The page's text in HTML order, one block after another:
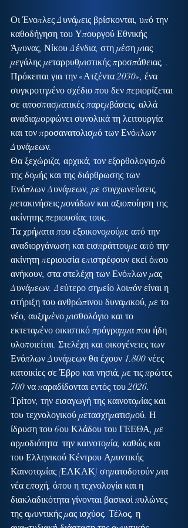
Οι Ένοπλες Δυνάμεις βρίσκονται, υπό την
καθοδήγηση του Υπουργού Εθνικής
Άμυνας, Νίκου Δένδια, στη μέση μιας
μεγάλης μεταρρυθμιστικής προσπάθειας, .
Πρόκειται για την «Ατζέντα 2030», ένα
συγκροτημένο σχέδιο που δεν περιορίζεται
σε αποσπασματικές παρεμβάσεις, αλλά
αναδιαμορφώνει συνολικά τη λειτουργία
και τον προσανατολισμό των Ενόπλων
Δυνάμεων.
Θα ξεχώριζα, αρχικά, τον εξορθολογισμό
της δομής και της διάρθρωσης των
Ενόπλων Δυνάμεων, με συγχωνεύσεις,
μετακινήσεις μονάδων και αξιοποίηση της
ακίνητης περιουσίας τους..
Τα χρήματα που εξοικονομούμε από την
αναδιοργάνωση και εισπράττουμε από την
ακίνητη περιουσία επιστρέφουν εκεί όπου
ανήκουν, στα στελέχη των Ενόπλων μας
Δυνάμεων. Δεύτερο σημείο λοιπόν είναι η
στήριξη του ανθρώπινου δυναμικού, με το
νέο, αυξημένο μισθολόγιο και το
εκτεταμένο οικιστικό πρόγραμμα που ήδη
υλοποιείται. Στελέχη και οικογένειες των
Ενόπλων Δυνάμεων θα έχουν 1.800 νέες
κατοικίες σε Έβρο και νησιά, με τις πρώτες
700 να παραδίδονται εντός του 2026.
Τρίτον, την εισαγωγή της καινοτομίας και
του τεχνολογικού μετασχηματισμού. Η
ίδρυση του 6ου Κλάδου του ΓΕΕΘΑ, με
αρμοδιότητα  την καινοτομία, καθώς και
του Ελληνικού Κέντρου Αμυντικής
Καινοτομίας (ΕΛΚΑΚ) σηματοδοτούν μια
νέα εποχή, όπου η τεχνολογία και η
διακλαδικότητα γίνονται βασικοί πυλώνες
της αμυντικής μας ισχύος. Τέλος, η